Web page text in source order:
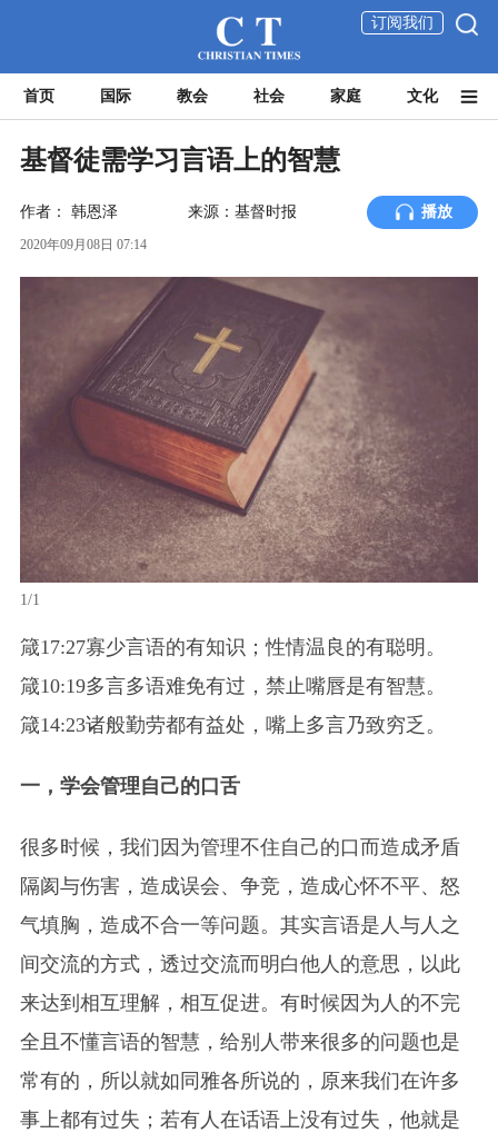
订阅我们
首页 国际 教会 社会 家庭 文化
基督徒需学习言语上的智慧
作者： 韩恩泽 来源：基督时报 播放
2020年09月08日 07:14
1/1
箴17:27寡少言语的有知识；性情温良的有聪明。
箴10:19多言多语难免有过，禁止嘴唇是有智慧。
箴14:23诸般勤劳都有益处，嘴上多言乃致穷乏。
一，学会管理自己的口舌
很多时候，我们因为管理不住自己的口而造成矛盾
隔阂与伤害，造成误会、争竞，造成心怀不平、怒
气填胸，造成不合一等问题。其实言语是人与人之
间交流的方式，透过交流而明白他人的意思，以此
来达到相互理解，相互促进。有时候因为人的不完
全且不懂言语的智慧，给别人带来很多的问题也是
常有的，所以就如同雅各所说的，原来我们在许多
事上都有过失；若有人在话语上没有过失，他就是